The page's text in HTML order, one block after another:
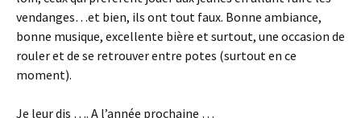
vendanges…et bien, ils ont tout faux. Bonne ambiance,
bonne musique, excellente bière et surtout, une occasion de
rouler et de se retrouver entre potes (surtout en ce
moment).
Je leur dis …. A l’année prochaine …